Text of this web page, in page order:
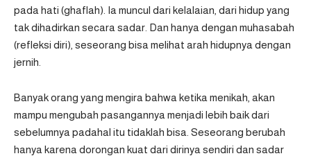
pada hati (ghaflah). Ia muncul dari kelalaian, dari hidup yang
tak dihadirkan secara sadar. Dan hanya dengan muhasabah
(refleksi diri), seseorang bisa melihat arah hidupnya dengan
jernih.
Banyak orang yang mengira bahwa ketika menikah, akan
mampu mengubah pasangannya menjadi lebih baik dari
sebelumnya padahal itu tidaklah bisa. Seseorang berubah
hanya karena dorongan kuat dari dirinya sendiri dan sadar